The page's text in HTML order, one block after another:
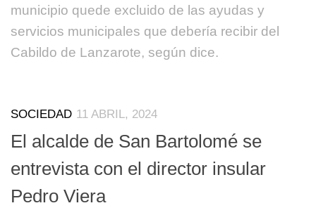
municipio quede excluido de las ayudas y
servicios municipales que debería recibir del
Cabildo de Lanzarote, según dice.
SOCIEDAD 11 ABRIL, 2024
El alcalde de San Bartolomé se
entrevista con el director insular
Pedro Viera